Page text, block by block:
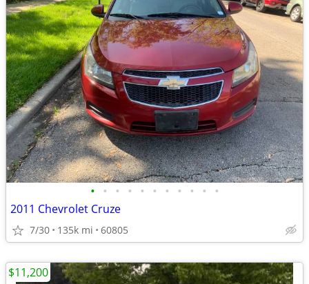
• • • • • • • • • • •
2011 Chevrolet Cruze
7/30 135k mi 60805
$11,200